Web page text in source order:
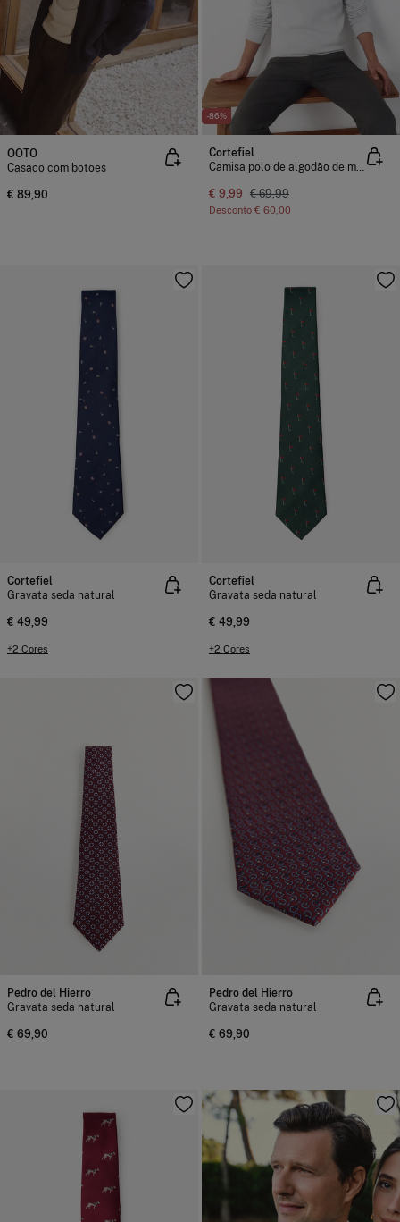
OOTO
Casaco com botões
€ 89,90
-86%
Cortefiel
Camisa polo de algodão de manga manga comprida
€ 9,99 € 69,99
Desconto € 60,00
Cortefiel
Gravata seda natural
€ 49,99
+2 Cores
Cortefiel
Gravata seda natural
€ 49,99
+2 Cores
Pedro del Hierro
Gravata seda natural
€ 69,90
Pedro del Hierro
Gravata seda natural
€ 69,90